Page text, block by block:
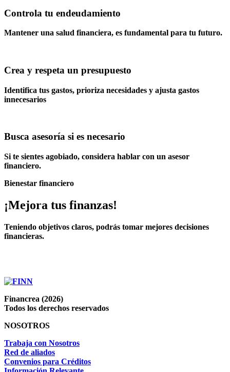
Controla tu endeudamiento
Mantener una salud financiera, es fundamental para tu futuro.
Crea y respeta un presupuesto
Identifica tus gastos, prioriza necesidades y ajusta gastos
innecesarios
Busca asesoría si es necesario
Si te sientes agobiado, considera hablar con un asesor
financiero.
Bienestar financiero
¡Mejora tus finanzas!
Teniendo objetivos claros, podrás tomar mejores decisiones
financieras.
Financrea (2026)
Todos los derechos reservados
NOSOTROS
Trabaja con Nosotros
Red de aliados
Convenios para Créditos